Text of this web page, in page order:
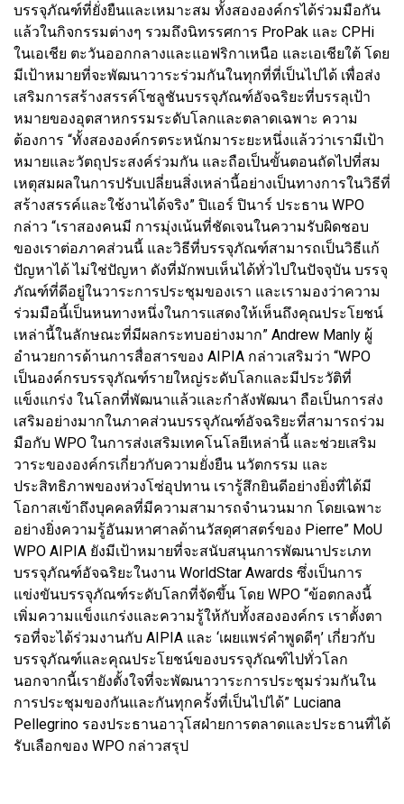
บรรจุภัณฑ์ที่ยั่งยืนและเหมาะสม ทั้งสององค์กรได้ร่วมมือกัน
แล้วในกิจกรรมต่างๆ รวมถึงนิทรรศการ ProPak และ CPHi
ในเอเชีย ตะวันออกกลางและแอฟริกาเหนือ และเอเชียใต้ โดย
มีเป้าหมายที่จะพัฒนาวาระร่วมกันในทุกที่ที่เป็นไปได้ เพื่อส่ง
เสริมการสร้างสรรค์โซลูชันบรรจุภัณฑ์อัจฉริยะที่บรรลุเป้า
หมายของอุตสาหกรรมระดับโลกและตลาดเฉพาะ ความ
ต้องการ “ทั้งสององค์กรตระหนักมาระยะหนึ่งแล้วว่าเรามีเป้า
หมายและวัตถุประสงค์ร่วมกัน และถือเป็นขั้นตอนถัดไปที่สม
เหตุสมผลในการปรับเปลี่ยนสิ่งเหล่านี้อย่างเป็นทางการในวิธีที่
สร้างสรรค์และใช้งานได้จริง” ปิแอร์ ปินาร์ ประธาน WPO
กล่าว “เราสองคนมี การมุ่งเน้นที่ชัดเจนในความรับผิดชอบ
ของเราต่อภาคส่วนนี้ และวิธีที่บรรจุภัณฑ์สามารถเป็นวิธีแก้
ปัญหาได้ ไม่ใช่ปัญหา ดังที่มักพบเห็นได้ทั่วไปในปัจจุบัน บรรจุ
ภัณฑ์ที่ดีอยู่ในวาระการประชุมของเรา และเรามองว่าความ
ร่วมมือนี้เป็นหนทางหนึ่งในการแสดงให้เห็นถึงคุณประโยชน์
เหล่านี้ในลักษณะที่มีผลกระทบอย่างมาก” Andrew Manly ผู้
อำนวยการด้านการสื่อสารของ AIPIA กล่าวเสริมว่า “WPO
เป็นองค์กรบรรจุภัณฑ์รายใหญ่ระดับโลกและมีประวัติที่
แข็งแกร่ง ในโลกที่พัฒนาแล้วและกำลังพัฒนา ถือเป็นการส่ง
เสริมอย่างมากในภาคส่วนบรรจุภัณฑ์อัจฉริยะที่สามารถร่วม
มือกับ WPO ในการส่งเสริมเทคโนโลยีเหล่านี้ และช่วยเสริม
วาระขององค์กรเกี่ยวกับความยั่งยืน นวัตกรรม และ
ประสิทธิภาพของห่วงโซ่อุปทาน เรารู้สึกยินดีอย่างยิ่งที่ได้มี
โอกาสเข้าถึงบุคคลที่มีความสามารถจำนวนมาก โดยเฉพาะ
อย่างยิ่งความรู้อันมหาศาลด้านวัสดุศาสตร์ของ Pierre” MoU
WPO AIPIA ยังมีเป้าหมายที่จะสนับสนุนการพัฒนาประเภท
บรรจุภัณฑ์อัจฉริยะในงาน WorldStar Awards ซึ่งเป็นการ
แข่งขันบรรจุภัณฑ์ระดับโลกที่จัดขึ้น โดย WPO “ข้อตกลงนี้
เพิ่มความแข็งแกร่งและความรู้ให้กับทั้งสององค์กร เราตั้งตา
รอที่จะได้ร่วมงานกับ AIPIA และ ‘เผยแพร่คำพูดดีๆ’ เกี่ยวกับ
บรรจุภัณฑ์และคุณประโยชน์ของบรรจุภัณฑ์ไปทั่วโลก
นอกจากนี้เรายังตั้งใจที่จะพัฒนาวาระการประชุมร่วมกันใน
การประชุมของกันและกันทุกครั้งที่เป็นไปได้” Luciana
Pellegrino รองประธานอาวุโสฝ่ายการตลาดและประธานที่ได้
รับเลือกของ WPO กล่าวสรุป